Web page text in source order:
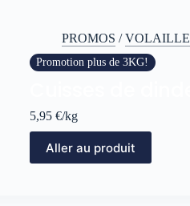
PROMOS /VOLAILLE
Promotion plus de 3KG!
5,95 €/kg
Aller au produit